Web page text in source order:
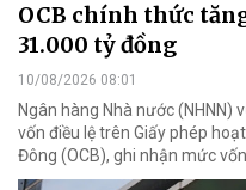
OCB chính thức
31.000 tỷ đồng
10/08/2026 08:01
Ngân hàng Nhà nước (NHNN)
vốn điều lệ trên Giấy phép
Đông (OCB), ghi nhận mức